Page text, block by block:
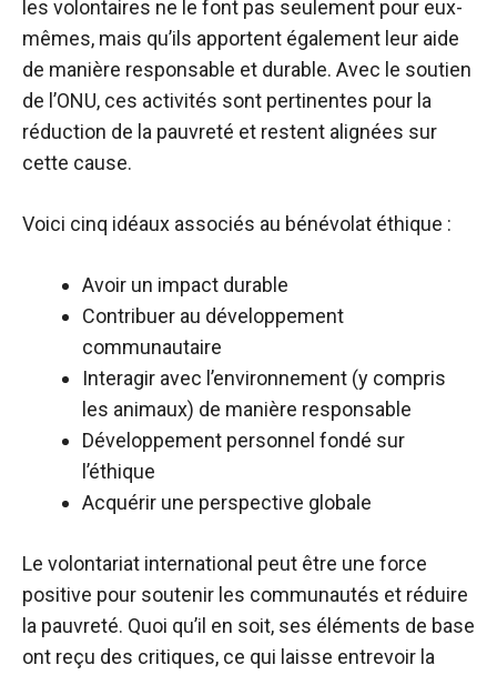
les volontaires ne le font pas seulement pour eux-
mêmes, mais qu’ils apportent également leur aide
de manière responsable et durable. Avec le soutien
de l’ONU, ces activités sont pertinentes pour la
réduction de la pauvreté et restent alignées sur
cette cause.
Voici cinq idéaux associés au bénévolat éthique :
Avoir un impact durable
Contribuer au développement
communautaire
Interagir avec l’environnement (y compris
les animaux) de manière responsable
Développement personnel fondé sur
l’éthique
Acquérir une perspective globale
Le volontariat international peut être une force
positive pour soutenir les communautés et réduire
la pauvreté. Quoi qu’il en soit, ses éléments de base
ont reçu des critiques, ce qui laisse entrevoir la